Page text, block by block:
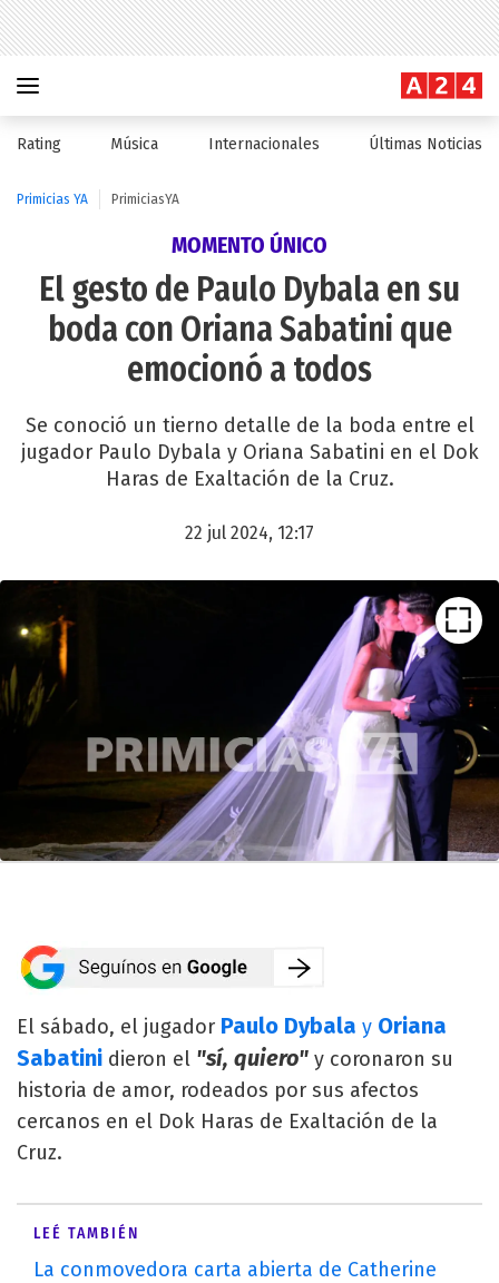
Rating Música Internacionales Últimas Noticias
Primicias YA PrimiciasYA
MOMENTO ÚNICO
El gesto de Paulo Dybala en su
boda con Oriana Sabatini que
emocionó a todos
Se conoció un tierno detalle de la boda entre el
jugador Paulo Dybala y Oriana Sabatini en el Dok
Haras de Exaltación de la Cruz.
22 jul 2024, 12:17
El sábado, el jugador Paulo Dybala y Oriana
Sabatini dieron el "sí, quiero" y coronaron su
historia de amor, rodeados por sus afectos
cercanos en el Dok Haras de Exaltación de la
Cruz.
LEÉ TAMBIÉN
La conmovedora carta abierta de Catherine